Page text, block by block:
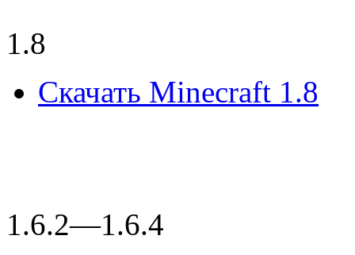
1.8
Скачать Minecraft 1.8
1.6.2—1.6.4